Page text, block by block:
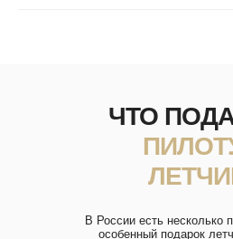
ЧТО
В России есть несколько
особенный подарок